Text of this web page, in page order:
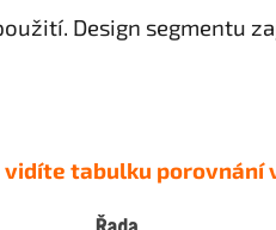
Design segmentu
vidíte tabulku porovnání